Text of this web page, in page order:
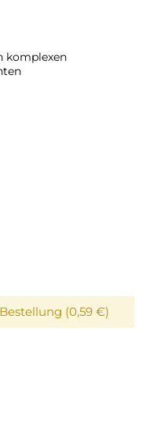
komplexen
(0,59 €)